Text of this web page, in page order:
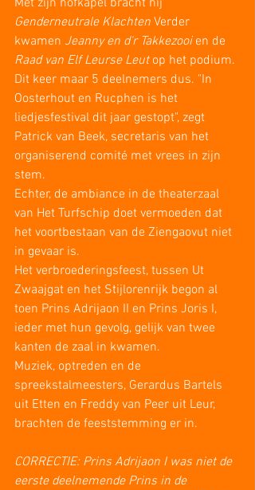
Genderneutrale Klachten Verder
kwamen Jeanny en d'r Takkezooi en de
Raad van Elf Leurse Leut op het podium.
Dit keer maar 5 deelnemers dus. "In
Oosterhout en Rucphen is het
liedjesfestival dit jaar gestopt", zegt
Patrick van Beek, secretaris van het
organiserend comité met vrees in zijn
stem.
Echter, de ambiance in de theaterzaal
van Het Turfschip doet vermoeden dat
het voortbestaan van de Ziengaovut niet
in gevaar is.
Het verbroederingsfeest, tussen Ut
Zwaajgat en het Stijlorenrijk begon al
toen Prins Adrijaon II en Prins Joris I,
ieder met hun gevolg, gelijk van twee
kanten de zaal in kwamen.
Muziek, optreden en de
spreekstalmeesters, Gerardus Bartels
uit Etten en Freddy van Peer uit Leur,
brachten de feeststemming er in.
CORRECTIE: Prins Adrijaon I was niet de
eerste deelnemende Prins in de